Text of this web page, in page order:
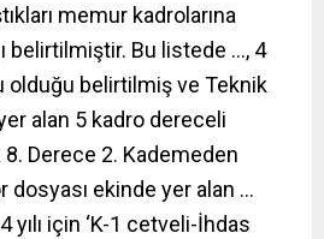
memur kadrolarına
belirtilmiştir. Bu listede …, 4
olduğu belirtilmiş ve Teknik
alan 5 kadro dereceli
Derece 2. Kademeden
dosyası ekinde yer alan …
için ‘K-1 cetveli-İhdas